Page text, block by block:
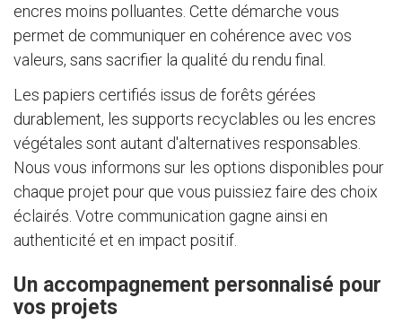
encres moins polluantes. Cette démarche vous
permet de communiquer en cohérence avec vos
valeurs, sans sacrifier la qualité du rendu final.
Les papiers certifiés issus de forêts gérées
durablement, les supports recyclables ou les encres
végétales sont autant d'alternatives responsables.
Nous vous informons sur les options disponibles pour
chaque projet pour que vous puissiez faire des choix
éclairés. Votre communication gagne ainsi en
authenticité et en impact positif.
Un accompagnement personnalisé pour
vos projets